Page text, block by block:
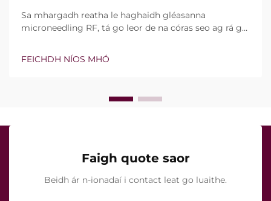
Sa mhargadh reatha le haghaidh gléasanna
microneedling RF, tá go leor de na córas seo ag rá go
Áfach, níl an cheist fíor i ndáiríre an bhfuil na gnéithe
seo ann nó nach bhfuil, ach conas a oibríonn siad go
FEICHDH NÍOS MHÓ
Faigh quote saor
Beidh ár n-ionadaí i contact leat go luaithe.